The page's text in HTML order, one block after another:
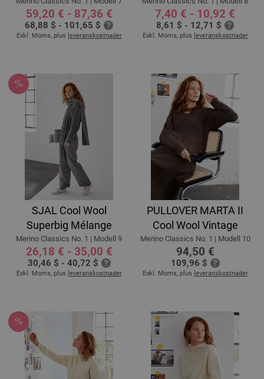
59,20 € - 87,36 €
68,88 $ - 101,65 $
Exkl. Moms, plus leveranskostnader
7,40 € - 10,92 €
8,61 $ - 12,71 $
Exkl. Moms, plus leveranskostnader
SJAL Cool Wool
Superbig Mélange
Merino Classics No. 1 | Modell 9
26,18 € - 35,00 €
30,46 $ - 40,72 $
Exkl. Moms, plus leveranskostnader
PULLOVER MARTA II
Cool Wool Vintage
Merino Classics No. 1 | Modell 10
94,50 €
109,96 $
Exkl. Moms, plus leveranskostnader